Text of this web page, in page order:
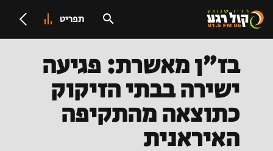
תפריט
בז"ן מאשרת: פגיעה
ישירה בבתי הזיקוק
כתוצאה מהתקיפה
האיראנית